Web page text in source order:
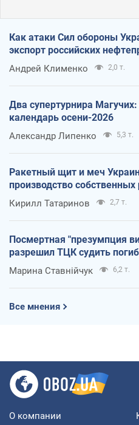
Как атаки Сил обороны
экспорт российских
Андрей Клименко 2,0 т.
Два супертурнира Магучих:
календарь осени-2026
Александр Липенко 5,3 т.
Ракетный щит и меч
производство собственных
Кирилл Татаринов 2,7 т.
Посмертная "презумпция
разрешил ТЦК судить
Марина Ставнійчук 6,2 т.
Все мнения
О компании